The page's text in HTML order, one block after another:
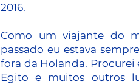
2016.
Como um viajante do
passado eu estava
fora da Holanda. Procurei
Egito e muitos outros